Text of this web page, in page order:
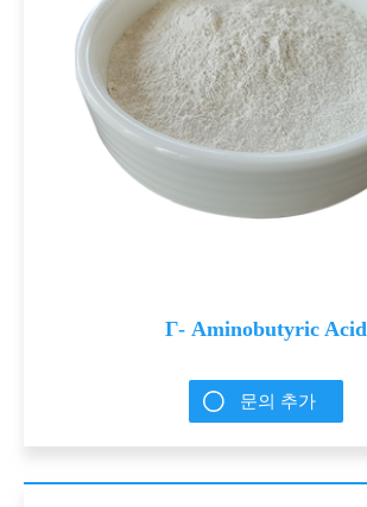
Γ- Aminobutyric Acid
문의 추가